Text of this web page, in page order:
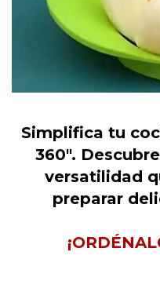
Simplifica tu
360".
versatilidad
preparar